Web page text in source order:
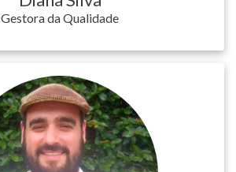
Gestora da Qualidade